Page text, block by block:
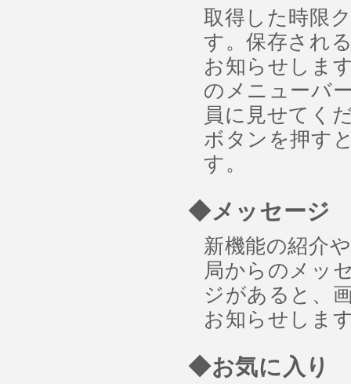
取得した時限
す。保存され
お知らせしま
のメニューバ
員に見せてく
ボタンを押す
す。
◆メッセージ
新機能の紹介
局からのメッ
ジがあると、
お知らせしま
◆お気に入り